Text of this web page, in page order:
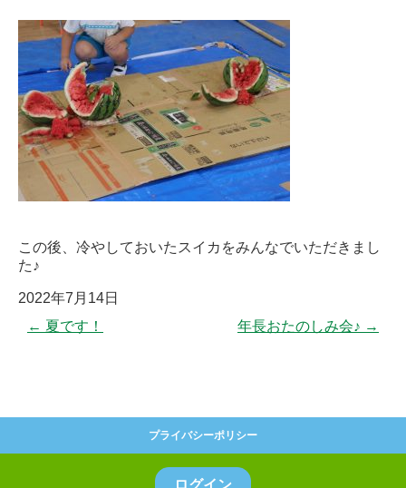
この後、冷やしておいたスイカをみんなでいただきまし
た♪
2022年7月14日
← 夏です！ 年長おたのしみ会♪ →
プライバシーポリシー
ログイン